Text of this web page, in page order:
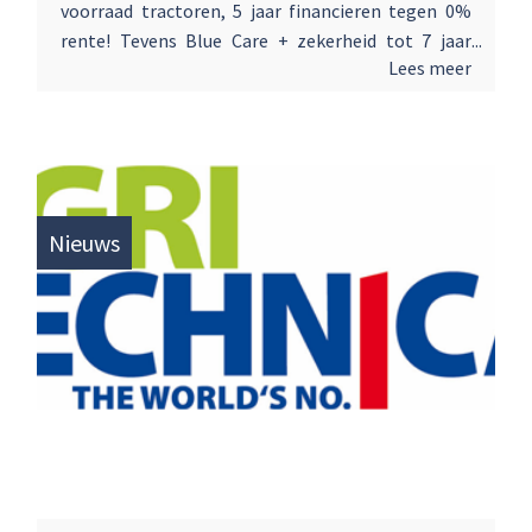
voorraad tractoren, 5 jaar financieren tegen 0%
rente! Tevens Blue Care + zekerheid tot 7 jaar
of 10.000 uur. Speciaal voor u hebben we alle
Wilco van Laar 06-50817218 Maarten
Hoogendoorn 06-25133553
Lees meer
Nieuws